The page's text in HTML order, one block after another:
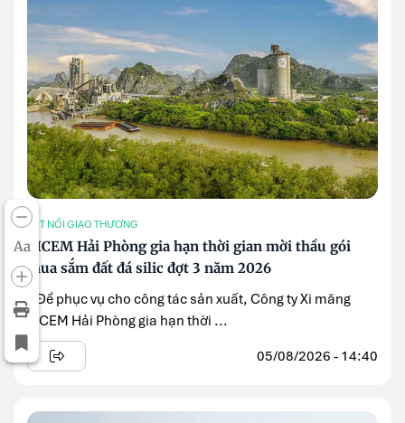
Aa
KẾT NỐI GIAO THƯƠNG
VICEM Hải Phòng gia hạn thời gian mời thầu gói
mua sắm đất đá silic đợt 3 năm 2026
» Để phục vụ cho công tác sản xuất, Công ty Xi măng
VICEM Hải Phòng gia hạn thời ...
05/08/2026 - 14:40